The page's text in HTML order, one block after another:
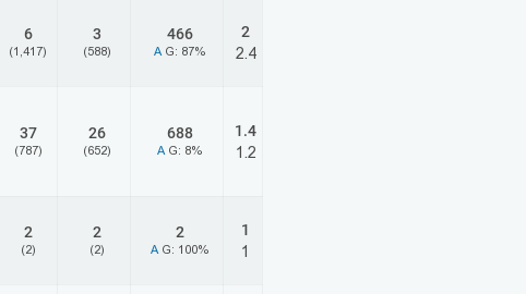
6
(1,417)
3
(588)
466
A G: 87%
2
2.4
37
(787)
26
(652)
688
A G: 8%
1.4
1.2
2
(2)
2
(2)
2
A G: 100%
1
1